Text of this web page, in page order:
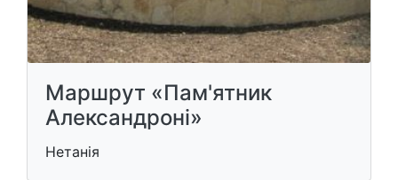
Маршрут «Пам'ятник
Александроні»
Нетанія